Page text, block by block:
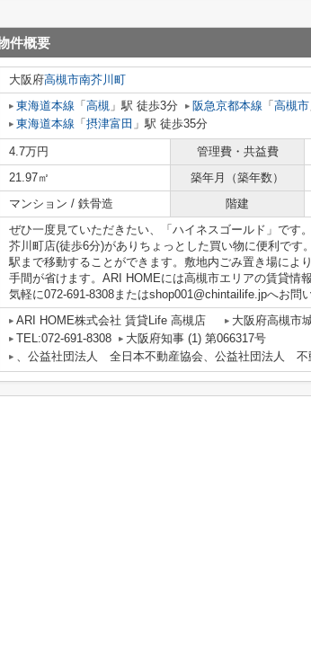
件概要
大阪府高槻市南芥川町
東海道本線 「 高槻 」駅 徒歩3分 阪急京都本線 「 高槻市
東海道本線 「 摂津富田 」駅 徒歩35分
4.7万円 管理費・共益費
21.97㎡ 築年月（築年数）
マンション / 鉄骨造 階建
ぜひ一度見ていただきたい、「ハイネスゴールド」です
芥川町店(徒歩6分)がありちょっとした買い物に便利です
駅まで移動することができます。敷地内ごみ置き場によ
手間が省けます。ARI HOMEには高槻市エリアの賃貸情
気軽に072-691-8308またはshop001@chintailife.jpへお問
ARI HOME株式会社 賃貸Life 高槻店
大阪府高槻市
TEL:072-691-8308
大阪府知事 (1) 第066317号
、公益社団法人 全日本不動産協会、公益社団法人 不